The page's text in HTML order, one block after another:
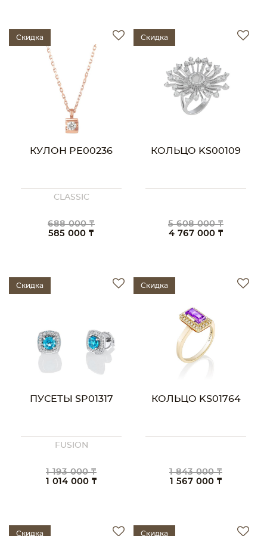
Скидка
КУЛОН PE00236
CLASSIC
688 000 ₸
585 000 ₸
Скидка
КОЛЬЦО KS00109
5 608 000 ₸
4 767 000 ₸
Скидка
ПУСЕТЫ SP01317
FUSION
1 193 000 ₸
1 014 000 ₸
Скидка
КОЛЬЦО KS01764
1 843 000 ₸
1 567 000 ₸
Скидка Скидка